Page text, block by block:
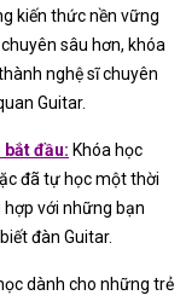
kiến thức nền vững
sâu hơn, khóa
nghệ sĩ chuyên
Guitar.
bắt đầu: Khóa học
đã tự học một thời
với những bạn
đàn Guitar.
dành cho những trẻ